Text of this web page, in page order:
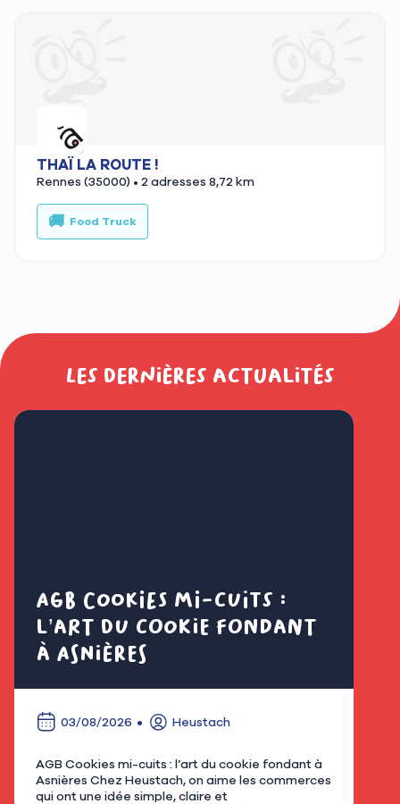
THAÏ LA ROUTE !
Rennes (35000) • 2 adresses 8,72 km
🚚 Food Truck
Les dernières actualités
AGB Cookies mi-cuits :
l’art du cookie fondant
à Asnières
03/08/2026 Heustach
AGB Cookies mi-cuits : l’art du cookie fondant à
Asnières Chez Heustach, on aime les commerces
qui ont une idée simple, claire et